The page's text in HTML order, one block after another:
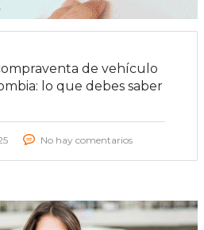
de vehículo
lo que debes saber
No hay comentarios